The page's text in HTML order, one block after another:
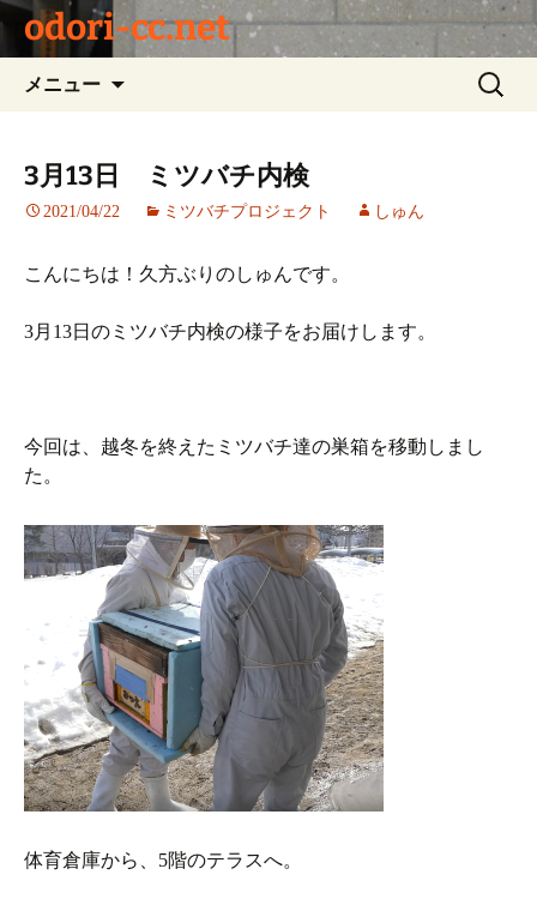
odori-cc.net
メニュー
キ
プ
検
索:
3月13日 ミツバチ内検
2021/04/22 ミツバチプロジェクト しゅん
こんにちは！久方ぶりのしゅんです。
3月13日のミツバチ内検の様子をお届けします。
今回は、越冬を終えたミツバチ達の巣箱を移動しまし
た。
体育倉庫から、5階のテラスへ。